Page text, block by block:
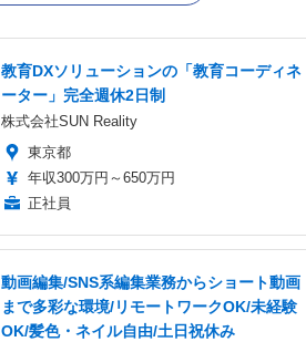
教育DXソリューションの「教育コーディネ
ーター」完全週休2日制
株式会社SUN Reality
東京都
年収300万円～650万円
正社員
動画編集/SNS系編集業務からショート動画
まで多彩な環境/リモートワークOK/未経験
OK/髪色・ネイル自由/土日祝休み